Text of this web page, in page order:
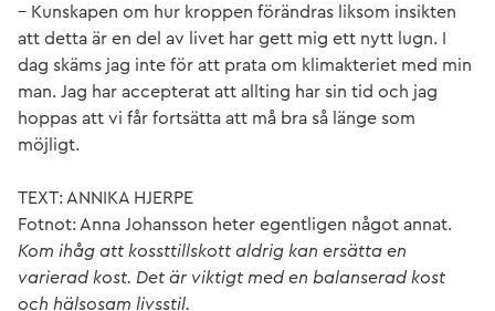
– Kunskapen om hur kroppen förändras liksom insikten
att detta är en del av livet har gett mig ett nytt lugn. I
dag skäms jag inte för att prata om klimakteriet med min
man. Jag har accepterat att allting har sin tid och jag
hoppas att vi får fortsätta att må bra så länge som
möjligt.
TEXT: ANNIKA HJERPE
Fotnot: Anna Johansson heter egentligen något annat.
Kom ihåg att kossttillskott aldrig kan ersätta en
varierad kost. Det är viktigt med en balanserad kost
och hälsosam livsstil.